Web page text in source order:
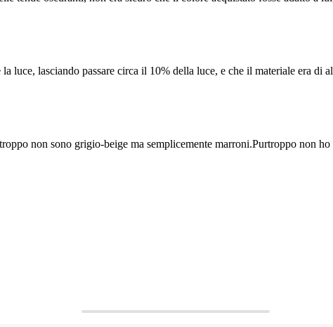
luce, lasciando passare circa il 10% della luce, e che il materiale era di
non sono grigio-beige ma semplicemente marroni.Purtroppo non